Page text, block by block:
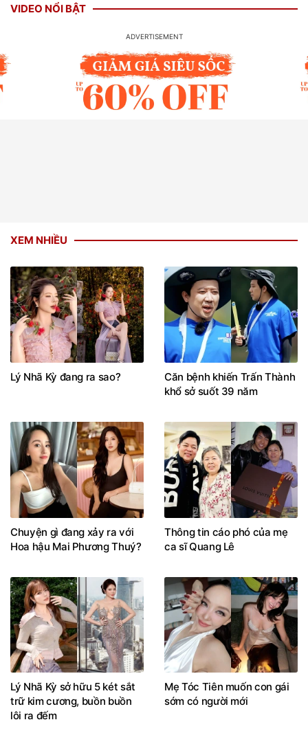
VIDEO NỔI BẬT
XEM NHIỀU
Lý Nhã Kỳ đang ra sao?
Căn bệnh khiến Trấn Thành
khổ sở suốt 39 năm
Chuyện gì đang xảy ra với
Hoa hậu Mai Phương Thuý?
Thông tin cáo phó của mẹ
ca sĩ Quang Lê
Lý Nhã Kỳ sở hữu 5 két sắt
trữ kim cương, buồn buồn
lôi ra đếm
Mẹ Tóc Tiên muốn con gái
sớm có người mới